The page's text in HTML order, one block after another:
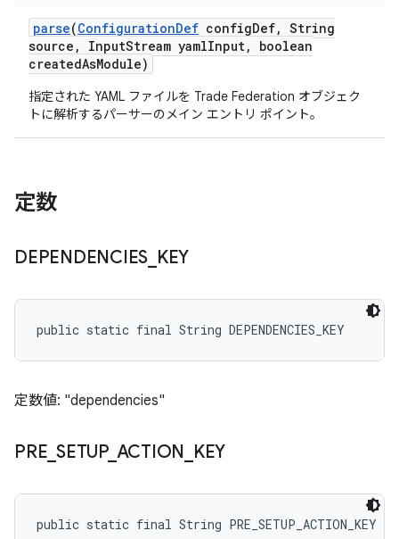
parse(ConfigurationDef configDef, String
source , InputStream yamlInput,
boolean
createdAsModule)
指定された YAML ファイルを Trade Federation オブジェク
トに解析するパーサーのメイン エントリ ポイント。
定数
DEPENDENCIES KEY
public static final String DEPENDENCIES_KEY
定数値: "dependencies"
PRE SETUP_ ACTION KEY
public static final String PRE_SETUP_ACTION_KEY